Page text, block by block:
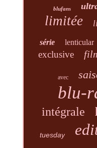
blufans
limitée
série lenticular
exclusive
avec
blu-
intégrale
tuesday